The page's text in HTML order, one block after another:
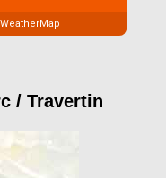
/ Travertin